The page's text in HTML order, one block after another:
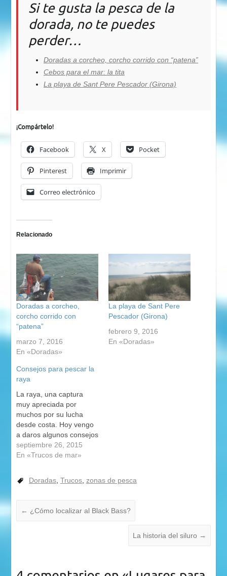
Si te gusta la pesca de la
dorada, no te puedes
perder…
Doradas a corcheo, corcho corrido con “patena”
Cebos para el mar: la tita
La playa de Sant Pere Pescador (Girona)
¡Compártelo!
Facebook X Pocket
Pinterest Imprimir
Correo electrónico
Relacionado
Doradas a corcheo,
corcho corrido con
“patena”
marzo 7, 2016
En «Doradas»
La playa de Sant Pere
Pescador (Girona)
febrero 9, 2016
En «Doradas»
Consejos para pescar la
raya
La raya, una captura
muy apreciada por
muchos por su lucha
desde costa. Hoy vengo
a daros algunos consejos
para pescar rayas, a lo
cual a algunos os serán
gustaría a mí que me los
septiembre 26, 2015
En «Trucos de mar»
Doradas, Trucos, zonas de pesca
← ¿Cómo localizar al Black Bass?
La historia del siluro →